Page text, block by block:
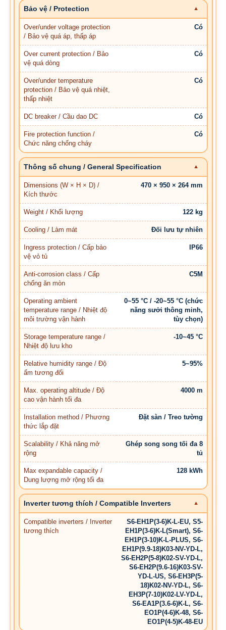
Bảo vệ / Protection
Over/under voltage protection
/ Bảo vệ quá áp, thấp áp
Có
Over current protection / Bảo
vệ quá dòng
Có
Over/under temperature
protection / Bảo vệ quá nhiệt,
thấp nhiệt
Có
DC breaker / Cầu dao DC Có
Fire protection function /
Chức năng chống cháy
Có
Thông số chung / General Specification
Dimensions (W × H × D) /
Kích thước
470 × 950 × 264 mm
Weight / Khối lượng 122 kg
Cooling / Làm mát Đối lưu tự nhiên
Ingress protection / Cấp bảo
vệ vỏ tủ
IP66
Anti-corrosion class / Cấp
chống ăn mòn
C5M
Operating ambient
temperature range / Nhiệt độ
môi trường vận hành
0~55 °C / -20~55 °C (chức
năng sưởi thông minh,
tùy chọn)
Storage temperature range /
Nhiệt độ lưu kho
-10~45 °C
Relative humidity range / Độ
ẩm tương đối
5~95%
Max. operating altitude / Độ
cao vận hành tối đa
4000 m
Installation method / Phương
thức lắp đặt
Đặt sàn / Treo tường
Scalability / Khả năng mở
rộng
Ghép song song tối đa 8
tủ
Max expandable capacity /
Dung lượng mở rộng tối đa
128 kWh
Inverter tương thích / Compatible Inverters
Compatible inverters / Inverter
tương thích
S6-EH1P(3-6)K-L-EU, S5-
EH1P(3-6)K-L(Smart), S6-
EH1P(3-10)K-L-PLUS, S6-
EH1P(9.9-18)K03-NV-YD-L,
S6-EH2P(5-8)K02-SV-YD-L,
S6-EH2P(9.6-16)K03-SV-
YD-L-US, S6-EH3P(5-
18)K02-NV-YD-L, S6-
EH3P(7-10)K02-LV-YD-L,
S6-EA1P(3.6-6)K-L, S6-
EO1P(4-6)K-48, S6-
EO1P(4-5)K-48-EU